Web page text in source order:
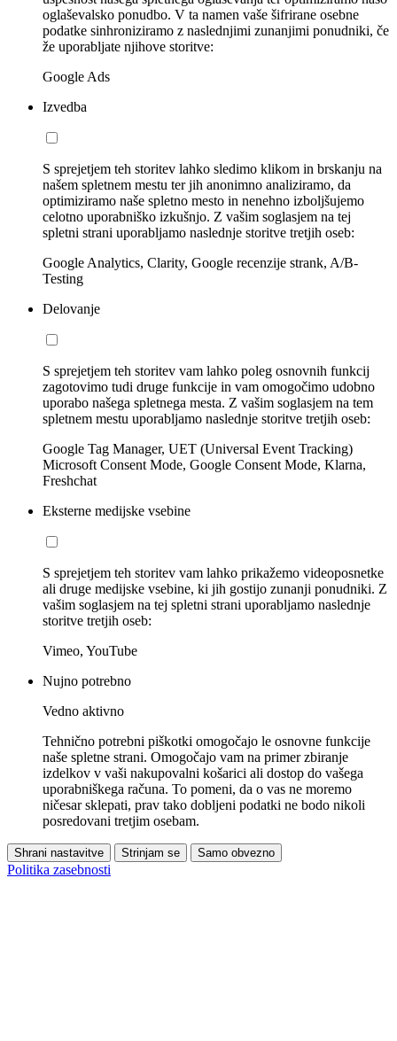
oglaševalsko ponudbo. V ta namen vaše šifrirane osebne
podatke sinhroniziramo z naslednjimi zunanjimi ponudniki, če
že uporabljate njihove storitve:
Google Ads
Izvedba
S sprejetjem teh storitev lahko sledimo klikom in brskanju na
našem spletnem mestu ter jih anonimno analiziramo, da
optimiziramo naše spletno mesto in nenehno izboljšujemo
celotno uporabniško izkušnjo. Z vašim soglasjem na tej
spletni strani uporabljamo naslednje storitve tretjih oseb:
Google Analytics, Clarity, Google recenzije strank, A/B-
Testing
Delovanje
S sprejetjem teh storitev vam lahko poleg osnovnih funkcij
zagotovimo tudi druge funkcije in vam omogočimo udobno
uporabo našega spletnega mesta. Z vašim soglasjem na tem
spletnem mestu uporabljamo naslednje storitve tretjih oseb:
Google Tag Manager, UET (Universal Event Tracking)
Microsoft Consent Mode, Google Consent Mode, Klarna,
Freshchat
Eksterne medijske vsebine
S sprejetjem teh storitev vam lahko prikažemo videoposnetke
ali druge medijske vsebine, ki jih gostijo zunanji ponudniki. Z
vašim soglasjem na tej spletni strani uporabljamo naslednje
storitve tretjih oseb:
Vimeo, YouTube
Nujno potrebno
Vedno aktivno
Tehnično potrebni piškotki omogočajo le osnovne funkcije
naše spletne strani. Omogočajo vam na primer zbiranje
izdelkov v vaši nakupovalni košarici ali dostop do vašega
uporabniškega računa. To pomeni, da o vas ne moremo
ničesar sklepati, prav tako dobljeni podatki ne bodo nikoli
posredovani tretjim osebam.
Shrani nastavitve Strinjam se Samo obvezno
Politika zasebnosti